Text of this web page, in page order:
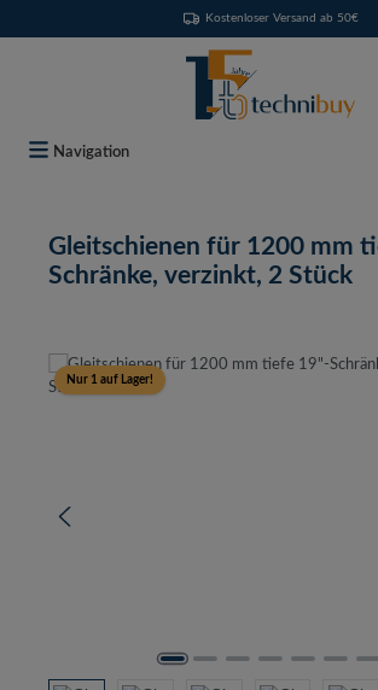
Kostenloser Versand ab 50€
Navigation
Gleitschienen für 1200 mm
Schränke, verzinkt, 2 Stück
Bildergalerie überspringen
Nur 1 auf Lager!